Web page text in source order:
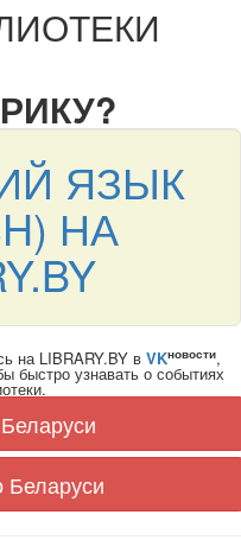
ЯЗЫК
НА
на LIBRARY.BY в VKновости,
быстро узнавать о событиях
Беларуси